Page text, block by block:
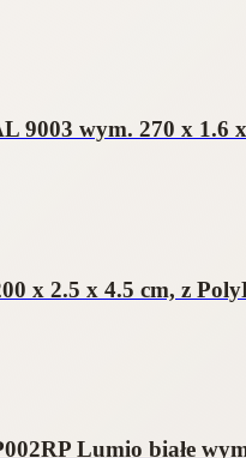
9003 wym. 270 x 1.6
x 2.5 x 4.5 cm, z
Lumio białe